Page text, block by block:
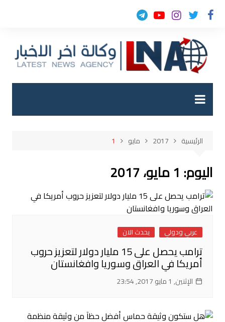
التجاوز
الرئيسية 2017 مايو 1
اليوم: 1 مايو، 2017
عربي ودولي يحدث الان
ترامب يحصل على 15 مليار دولار لتعزيز حروب
أمريكا في العراق وسوريا وافغانستان
الإثنين, 1 مايو 2017, 23:54